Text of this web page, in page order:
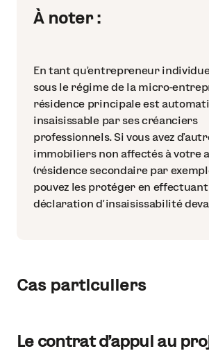
À noter :
En tant qu’entrepreneur
sous le régime de la micro-
résidence principale est
insaisissable par ses créanciers
professionnels. Si vous avez
immobiliers non affectés à votre
(résidence secondaire par
pouvez les protéger en
déclaration d'insaisissabilité
Cas particuliers
Le contrat d’appui au